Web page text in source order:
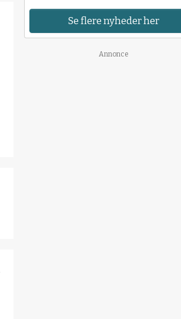
Se flere nyheder her
Annonce